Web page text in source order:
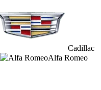
Cadillac
Alfa Romeo